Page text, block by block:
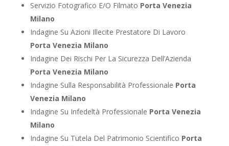
Servizio Fotografico E/O Filmato Porta Venezia
Milano
Indagine Su Azioni Illecite Prestatore Di Lavoro
Porta Venezia Milano
Indagine Dei Rischi Per La Sicurezza Dell’Azienda
Porta Venezia Milano
Indagine Sulla Responsabilità Professionale Porta
Venezia Milano
Indagine Su Infedeltà Professionale Porta Venezia
Milano
Indagine Su Tutela Del Patrimonio Scientifico Porta